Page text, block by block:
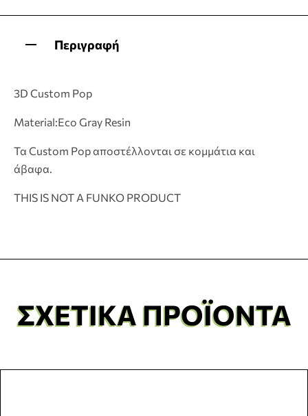
Περιγραφή
3D Custom Pop
Material:Eco Gray Resin
Τα Custom Pop αποστέλλονται σε κομμάτια και
άβαφα.
THIS IS NOT A FUNKO PRODUCT
ΣΧΕΤΙΚΆ ΠΡΟΪΌΝΤΑ